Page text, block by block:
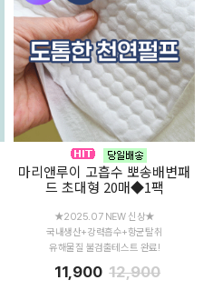
마리앤루이 고흡수 뽀송배변패
드 초대형 20매◆1팩
★2025.07 NEW 신상★
국내생산+강력흡수+항균탈취
유해물질 불검출테스트 완료!
11,900 12,900